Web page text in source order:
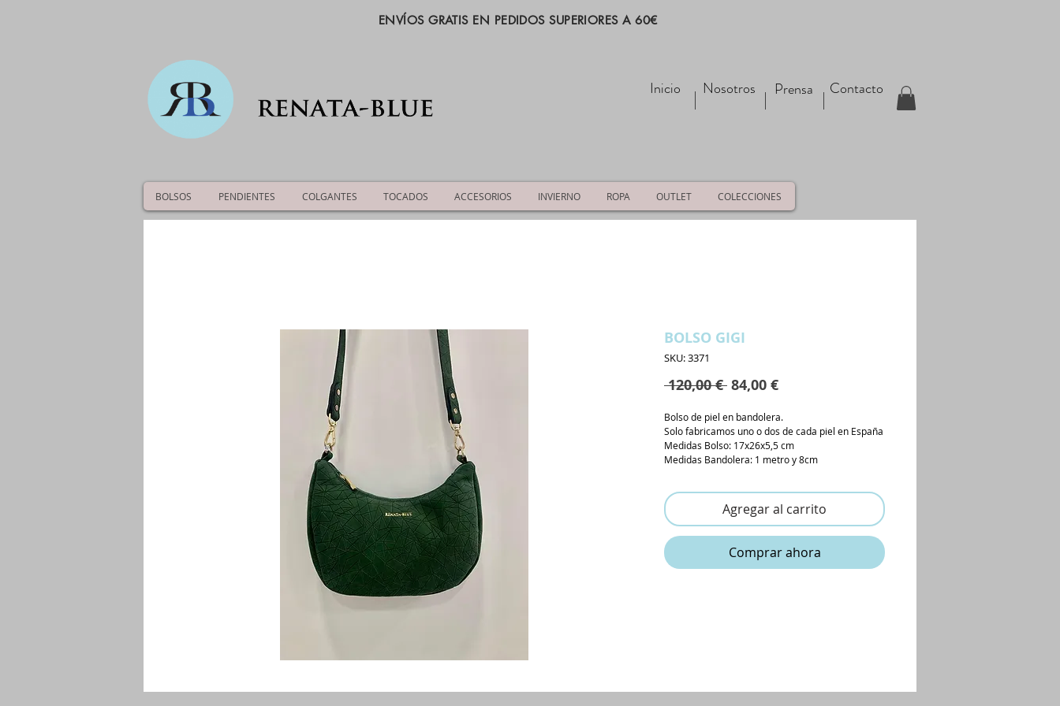
ENVÍOS GRATIS EN PEDIDOS SUPERIORES A 60€
Inicio Nosotros Prensa Contacto
BOLSO GIGI
SKU: 3371
120,00 € Precio
84,00 €Precio
oferta
Bolso de piel en bandolera.
Solo fabricamos uno o dos de cada piel en España
Medidas Bolso: 17x26x5,5 cm
Medidas Bandolera: 1 metro y 8cm
Agregar al carrito
Comprar ahora
BOLSOS PENDIENTES COLGANTES TOCADOS ACCESORIOS INVIERNO ROPA OUTLET COLECCIONES